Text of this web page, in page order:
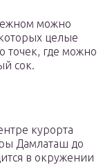
можно
целые
точек, где можно
сок.
курорта
Дамлаташ до
в окружении